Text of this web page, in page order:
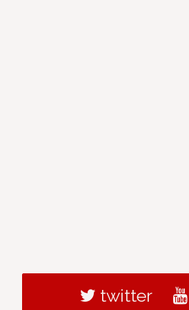
twitter